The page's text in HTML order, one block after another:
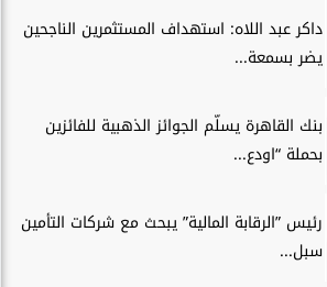
داكر عبد اللاه: استهداف المستثمرين الناجحين
يضر بسمعة...
بنك القاهرة يسلّم الجوائز الذهبية للفائزين
بحملة “اودع...
رئيس ”الرقابة المالية” يبحث مع شركات التأمين
سبل...